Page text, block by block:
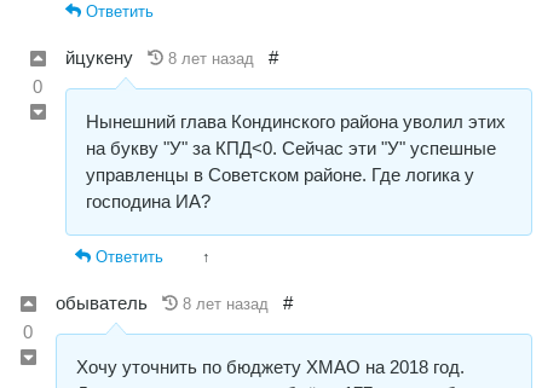
Ответить
0
йцукену 8 лет назад #
Нынешний глава Кондинского района уволил этих
на букву "У" за КПД<0. Сейчас эти "У" успешные
управленцы в Советском районе. Где логика у
господина ИА?
Ответить ↑
0
обыватель 8 лет назад #
Хочу уточнить по бюджету ХМАО на 2018 год.